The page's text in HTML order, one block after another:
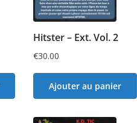
Hitster – Ext. Vol. 2
€30.00
Ajouter au panier